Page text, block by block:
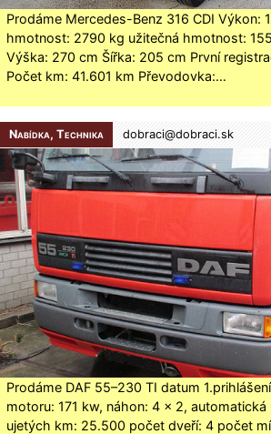
Prodáme Mercedes-Benz 316 CDI Výkon:
hmotnost: 2790 kg užitečná hmotnost:
Výška: 270 cm Šířka: 205 cm První
Počet km: 41.601 km Převodovka:…
Nabídka, Technika dobraci@dobraci.sk
Prodáme DAF 55–230 TI datum
motoru: 171 kw, náhon: 4 × 2,
ujetých km: 25.500 počet dveří: 4 počet